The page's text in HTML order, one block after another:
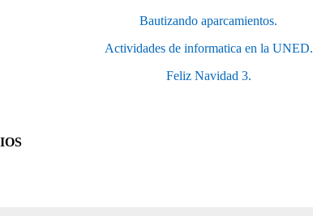
Bautizando aparcamientos.
Actividades de informatica en la UNED.
Feliz Navidad 3.